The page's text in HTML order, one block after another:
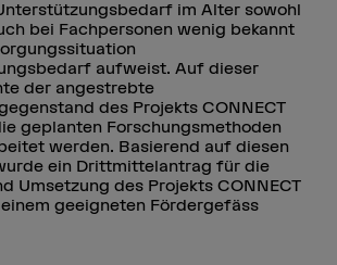
im Alter sowohl
bei Fachpersonen wenig bekannt
aufweist. Auf dieser
der angestrebte
des Projekts CONNECT
geplanten Forschungsmethoden
werden. Basierend auf diesen
ein Drittmittelantrag für die
Umsetzung des Projekts CONNECT
geeigneten Fördergefäss